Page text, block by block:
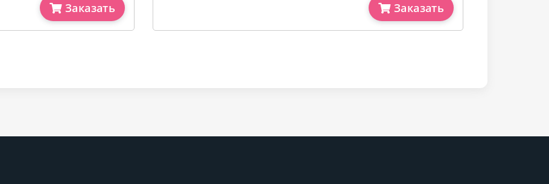
Заказать Заказать